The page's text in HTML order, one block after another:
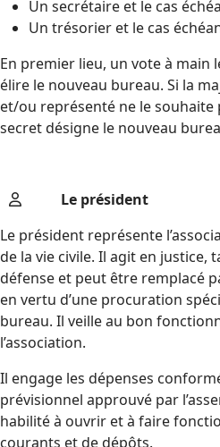
Un secrétaire et le cas
Un trésorier et le cas
En premier lieu, un vote à main
élire le nouveau bureau. Si la
et/ou représenté ne le souhaite
secret désigne le nouveau
Le président
Le président représente
de la vie civile. Il agit en justice,
défense et peut être remplacé
en vertu d’une procuration
bureau. Il veille au bon
l’association.
Il engage les dépenses
prévisionnel approuvé par
habilité à ouvrir et à faire
courants et de dépôts.